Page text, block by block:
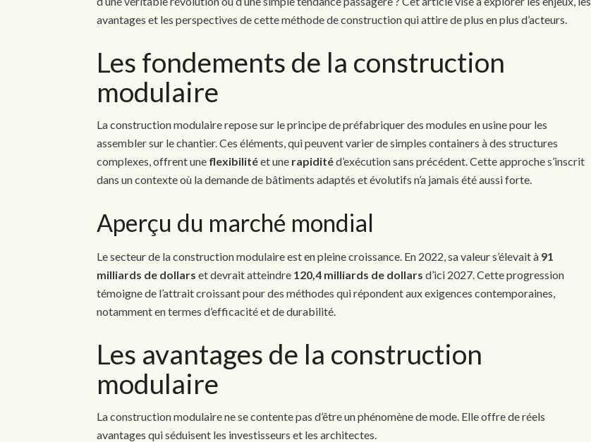
avantages et les perspectives de cette méthode de construction qui attire de plus en plus d’acteurs.
Les fondements de la construction
modulaire
La construction modulaire repose sur le principe de préfabriquer des modules en usine pour les
assembler sur le chantier. Ces éléments, qui peuvent varier de simples containers à des structures
complexes, offrent une flexibilitéet une rapiditéd’exécution sans précédent. Cette approche s’inscrit
dans un contexte où la demande de bâtiments adaptés et évolutifs n’a jamais été aussi forte.
Aperçu du marché mondial
Le secteur de la construction modulaire est en pleine croissance. En 2022, sa valeur s’élevait à 91
milliards de dollars et devrait atteindre 120,4 milliards de dollars d’ici 2027. Cette progression
témoigne de l’attrait croissant pour des méthodes qui répondent aux exigences contemporaines,
notamment en termes d’efficacité et de durabilité.
Les avantages de la construction
modulaire
La construction modulaire ne se contente pas d’être un phénomène de mode. Elle offre de réels
avantages qui séduisent les investisseurs et les architectes.